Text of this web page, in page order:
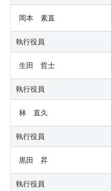
岡本 素直
執行役員
生田 哲士
執行役員
林 直久
執行役員
黒田 昇
執行役員